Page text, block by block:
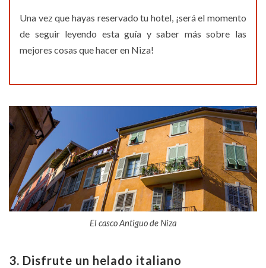
Una vez que hayas reservado tu hotel, ¡será el momento
de seguir leyendo esta guía y saber más sobre las
mejores cosas que hacer en Niza!
El casco Antiguo de Niza
3. Disfrute un helado italiano